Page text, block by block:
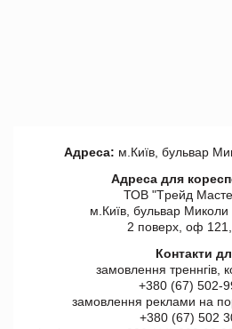
Адреса: м.Київ, бульвар
Адреса для
ТОВ "Tрейд
м.Київ, бульвар Миколи
2 поверх, оф
Контакти
замовлення треннгів,
+380 (67) 502-
замовлення реклами на
+380 (67) 502